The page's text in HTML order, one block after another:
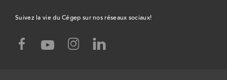
ouvrira
dans
ouvriraouvrira
Suivez la vie du Cégep sur nos réseaux sociaux!
facebook,youtube,instagram,
linked-